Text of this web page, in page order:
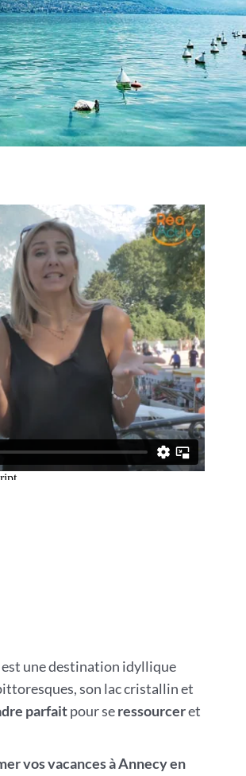
est une destination idyllique
son lac cristallin et
parfaitpour seressourceret
vos vacances à Annecy en